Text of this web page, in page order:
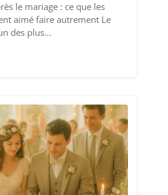
le mariage : ce que les
aimé faire autrement Le
des plus...